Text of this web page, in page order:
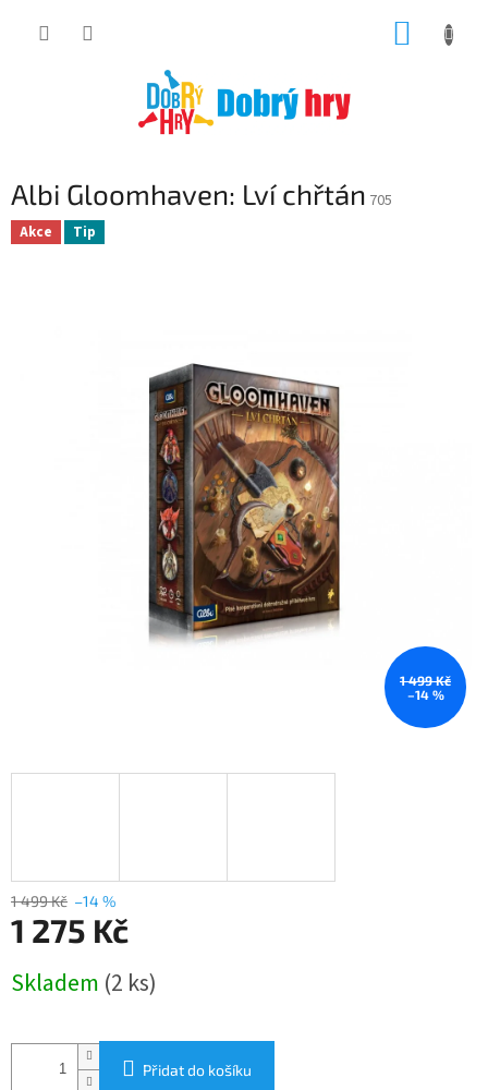
Albi Gloomhaven: Lví chřtán 705
Akce Tip
1 499 Kč
–14 %
1 499 Kč –14 %
1 275 Kč
cena:
Skladem (2 ks)
Přidat do košíku